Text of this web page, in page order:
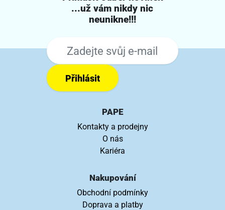
...už vám nikdy nic
neunikne!!!
Přihlásit
PAPE
Kontakty a prodejny
O nás
Kariéra
Nakupování
Obchodní podmínky
Doprava a platby